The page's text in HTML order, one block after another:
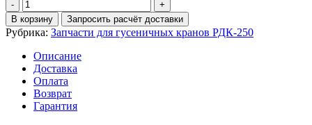
Муфта
втулочно-
пальцевая
D16-
200-
РДК-250
В корзину Запросить расчёт доставки
Рубрика: Запчасти для гусеничных кранов РДК-250
Описание
Доставка
Оплата
Возврат
Гарантия